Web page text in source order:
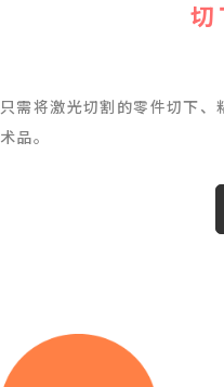
只需将激光切割的零件切下、
术品。